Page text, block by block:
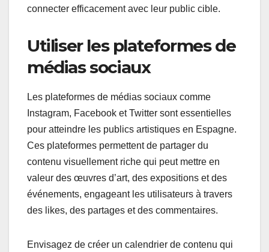
connecter efficacement avec leur public cible.
Utiliser les plateformes de
médias sociaux
Les plateformes de médias sociaux comme
Instagram, Facebook et Twitter sont essentielles
pour atteindre les publics artistiques en Espagne.
Ces plateformes permettent de partager du
contenu visuellement riche qui peut mettre en
valeur des œuvres d’art, des expositions et des
événements, engageant les utilisateurs à travers
des likes, des partages et des commentaires.
Envisagez de créer un calendrier de contenu qui